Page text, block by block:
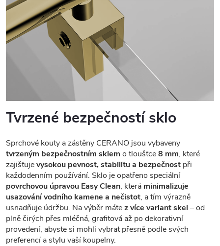
Tvrzené bezpečností sklo
Sprchové kouty a zástěny CERANO jsou vybaveny
tvrzeným bezpečnostním sklem o tloušťce8 mm, které
zajišťujevysokou pevnost, stabilitu a bezpečnost při
každodenním používání. Sklo je opatřeno speciální
povrchovou úpravou Easy Clean, která minimalizuje
usazování vodního kamene a nečistot, a tím výrazně
usnadňuje údržbu. Na výběr mátez více variant skel – od
plně čirých přes mléčná, grafitová až po dekorativní
provedení, abyste si mohli vybrat přesně podle svých
preferencí a stylu vaší koupelny.